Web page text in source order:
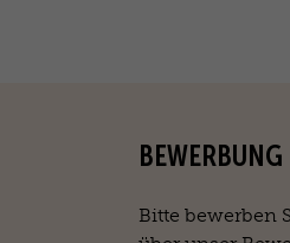
BEWERBUNG
Bitte bewerben